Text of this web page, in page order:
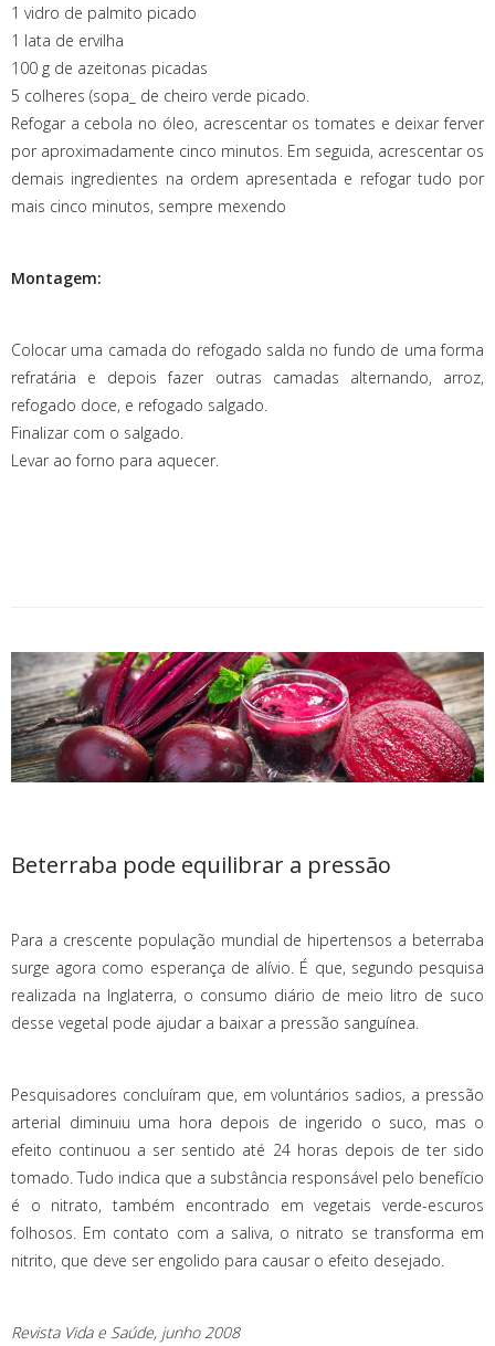
1 vidro de palmito picado
1 lata de ervilha
100 g de azeitonas picadas
5 colheres (sopa_ de cheiro verde picado.
Refogar a cebola no óleo, acrescentar os tomates e deixar ferver
por aproximadamente cinco minutos. Em seguida, acrescentar os
demais ingredientes na ordem apresentada e refogar tudo por
mais cinco minutos, sempre mexendo
Montagem:
Colocar uma camada do refogado salda no fundo de uma forma
refratária e depois fazer outras camadas alternando, arroz,
refogado doce, e refogado salgado.
Finalizar com o salgado.
Levar ao forno para aquecer.
Beterraba pode equilibrar a pressão
Para a crescente população mundial de hipertensos a beterraba
surge agora como esperança de alívio. É que, segundo pesquisa
realizada na Inglaterra, o consumo diário de meio litro de suco
desse vegetal pode ajudar a baixar a pressão sanguínea.
Pesquisadores concluíram que, em voluntários sadios, a pressão
arterial diminuiu uma hora depois de ingerido o suco, mas o
efeito continuou a ser sentido até 24 horas depois de ter sido
tomado. Tudo indica que a substância responsável pelo benefício
é o nitrato, também encontrado em vegetais verde-escuros
folhosos. Em contato com a saliva, o nitrato se transforma em
nitrito, que deve ser engolido para causar o efeito desejado.
Revista Vida e Saúde, junho 2008